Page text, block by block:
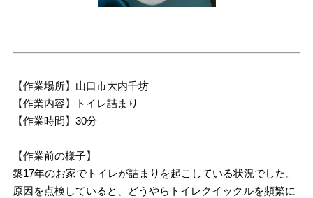
【作業場所】山口市大内千坊
【作業内容】トイレ詰まり
【作業時間】30分
【作業前の様子】
築17年のお家でトイレが詰まりを起こしている状況でした。
原因を点検していると、どうやらトイレクイックルを頻繁に